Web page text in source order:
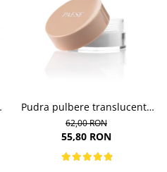
Pudra pulbere translucenta
pentru zona ochilor, Puff
Cloud 5,3g
62,00 RON
55,80 RON